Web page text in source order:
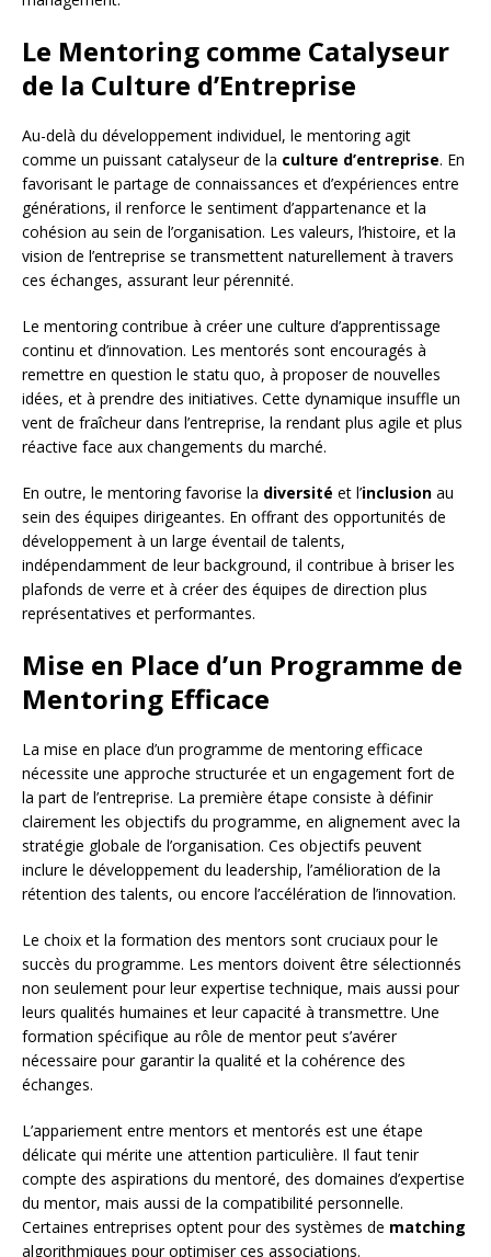
Le Mentoring comme Catalyseur
de la Culture d’Entreprise
Au-delà du développement individuel, le mentoring agit
comme un puissant catalyseur de la culture d’entreprise. En
favorisant le partage de connaissances et d’expériences entre
générations, il renforce le sentiment d’appartenance et la
cohésion au sein de l’organisation. Les valeurs, l’histoire, et la
vision de l’entreprise se transmettent naturellement à travers
ces échanges, assurant leur pérennité.
Le mentoring contribue à créer une culture d’apprentissage
continu et d’innovation. Les mentorés sont encouragés à
remettre en question le statu quo, à proposer de nouvelles
idées, et à prendre des initiatives. Cette dynamique insuffle un
vent de fraîcheur dans l’entreprise, la rendant plus agile et plus
réactive face aux changements du marché.
En outre, le mentoring favorise la diversité et l’inclusion au
sein des équipes dirigeantes. En offrant des opportunités de
développement à un large éventail de talents,
indépendamment de leur background, il contribue à briser les
plafonds de verre et à créer des équipes de direction plus
représentatives et performantes.
Mise en Place d’un Programme de
Mentoring Efficace
La mise en place d’un programme de mentoring efficace
nécessite une approche structurée et un engagement fort de
la part de l’entreprise. La première étape consiste à définir
clairement les objectifs du programme, en alignement avec la
stratégie globale de l’organisation. Ces objectifs peuvent
inclure le développement du leadership, l’amélioration de la
rétention des talents, ou encore l’accélération de l’innovation.
Le choix et la formation des mentors sont cruciaux pour le
succès du programme. Les mentors doivent être sélectionnés
non seulement pour leur expertise technique, mais aussi pour
leurs qualités humaines et leur capacité à transmettre. Une
formation spécifique au rôle de mentor peut s’avérer
nécessaire pour garantir la qualité et la cohérence des
échanges.
L’appariement entre mentors et mentorés est une étape
délicate qui mérite une attention particulière. Il faut tenir
compte des aspirations du mentoré, des domaines d’expertise
du mentor, mais aussi de la compatibilité personnelle.
Certaines entreprises optent pour des systèmes de matching
algorithmiques pour optimiser ces associations.